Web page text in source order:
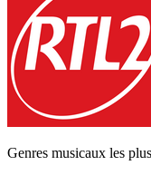
Genres musicaux les